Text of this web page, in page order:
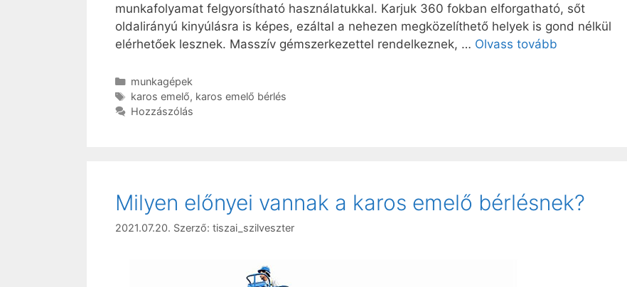
munkafolyamat felgyorsítható használatukkal. Karjuk 360 fokban elforgatható, sőt
oldalirányú kinyúlásra is képes, ezáltal a nehezen megközelíthető helyek is gond nélkül
elérhetőek lesznek. Masszív gémszerkezettel rendelkeznek, … Olvass tovább
Kategória
munkagépek
Címkék
karos emelő, karos emelő bérlés
Hozzászólás
Milyen előnyei vannak a karos emelő bérlésnek?
2021.07.20. Szerző: tiszai_szilveszter